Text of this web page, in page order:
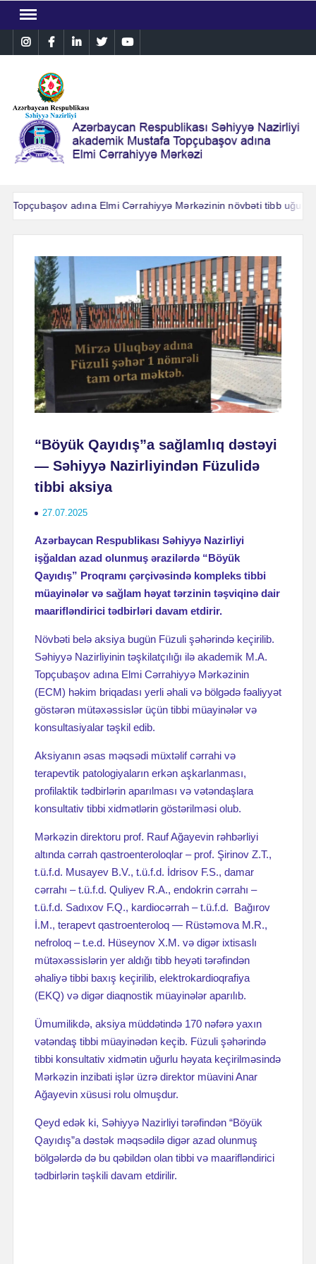
contentInstagramFacebook
LinkedinTwitterYouTube
adına Elmi Cərrahiyyə Mərkəzinin növbəti tibb uğuru:
“Böyük Qayıdış”a sağlamlıq dəstəyi
— Səhiyyə Nazirliyindən Füzulidə
tibbi aksiya
27.07.2025
Azərbaycan Respublikası Səhiyyə Nazirliyi
işğaldan azad olunmuş ərazilərdə “Böyük
Qayıdış” Proqramı çərçivəsində kompleks tibbi
müayinələr və sağlam həyat tərzinin təşviqinə dair
maarifləndirici tədbirləri davam etdirir.
Növbəti belə aksiya bugün Füzuli şəhərində keçirilib.
Səhiyyə Nazirliyinin təşkilatçılığı ilə akademik M.A.
Topçubaşov adına Elmi Cərrahiyyə Mərkəzinin
(ECM) həkim briqadası yerli əhali və bölgədə fəaliyyət
göstərən mütəxəssislər üçün tibbi müayinələr və
konsultasiyalar təşkil edib.
Aksiyanın əsas məqsədi müxtəlif cərrahi və
terapevtik patologiyaların erkən aşkarlanması,
profilaktik tədbirlərin aparılması və vətəndaşlara
konsultativ tibbi xidmətlərin göstərilməsi olub.
Mərkəzin direktoru prof. Rauf Ağayevin rəhbərliyi
altında cərrah qastroenteroloqlar – prof. Şirinov Z.T.,
t.ü.f.d. Musayev B.V., t.ü.f.d. İdrisov F.S., damar
cərrahı – t.ü.f.d. Quliyev R.A., endokrin cərrahı –
t.ü.f.d. Sadıxov F.Q., kardiocərrah – t.ü.f.d. Bağırov
İ.M., terapevt qastroenteroloq — Rüstəmova M.R.,
nefroloq – t.e.d. Hüseynov X.M. və digər ixtisaslı
mütəxəssislərin yer aldığı tibb heyəti tərəfindən
əhaliyə tibbi baxış keçirilib, elektrokardioqrafiya
(EKQ) və digər diaqnostik müayinələr aparılıb.
Ümumilikdə, aksiya müddətində 170 nəfərə yaxın
vətəndaş tibbi müayinədən keçib. Füzuli şəhərində
tibbi konsultativ xidmətin uğurlu həyata keçirilməsində
Mərkəzin inzibati işlər üzrə direktor müavini Anar
Ağayevin xüsusi rolu olmuşdur.
Qeyd edək ki, Səhiyyə Nazirliyi tərəfindən “Böyük
Qayıdış”a dəstək məqsədilə digər azad olunmuş
bölgələrdə də bu qəbildən olan tibbi və maarifləndirici
tədbirlərin təşkili davam etdirilir.